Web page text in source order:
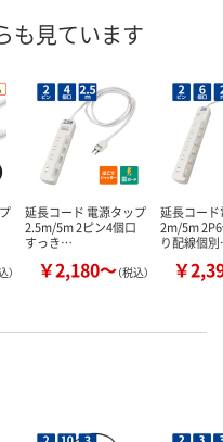
も見ています
）
延長コード 電源タップ
2.5m/5m 2ピン4個口
すっき…
￥2,180～（税込）
延長コー
2m/5m
り配線個
￥